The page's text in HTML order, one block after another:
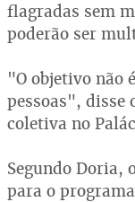
flagradas sem
poderão ser
"O objetivo não
pessoas", disse
coletiva no
Segundo Doria,
para o